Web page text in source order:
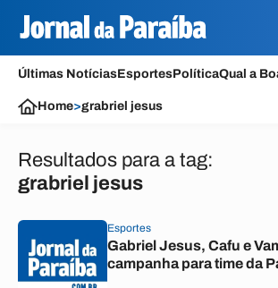
Últimas NotíciasEsportesPolíticaQual a
Home>grabriel jesus
Resultados para a tag:
grabriel jesus
Esportes
Gabriel Jesus, Cafu e
campanha para time da